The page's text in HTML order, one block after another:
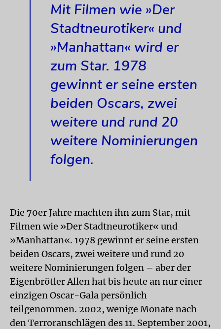
Mit Filmen wie »Der
Stadtneurotiker« und
»Manhattan« wird er
zum Star. 1978
gewinnt er seine ersten
beiden Oscars, zwei
weitere und rund 20
weitere Nominierungen
folgen.
Die 70er Jahre machten ihn zum Star, mit
Filmen wie »Der Stadtneurotiker« und
»Manhattan«. 1978 gewinnt er seine ersten
beiden Oscars, zwei weitere und rund 20
weitere Nominierungen folgen – aber der
Eigenbrötler Allen hat bis heute an nur einer
einzigen Oscar-Gala persönlich
teilgenommen. 2002, wenige Monate nach
den Terroranschlägen des 11. September 2001,